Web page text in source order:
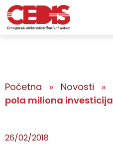
Početna » Novosti »
pola miliona investicija
26/02/2018